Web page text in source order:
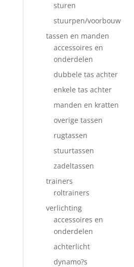
sturen
stuurpen/voorbouw
tassen en manden
accessoires en
onderdelen
dubbele tas achter
enkele tas achter
manden en kratten
overige tassen
rugtassen
stuurtassen
zadeltassen
trainers
roltrainers
verlichting
accessoires en
onderdelen
achterlicht
dynamo?s